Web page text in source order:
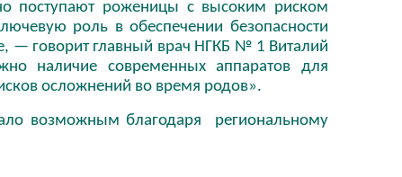
поступают роженицы с высоким риском
роль в обеспечении безопасности
— говорит главный врач НГКБ № 1 Виталий
наличие современных аппаратов для
осложнений во время родов».
возможным благодаря региональному